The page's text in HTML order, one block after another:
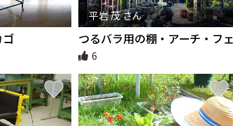
平岩 茂 さん
つるバラ用の棚・アーチ・フェ
ンスとオーナメント用フェンス
一体化
6